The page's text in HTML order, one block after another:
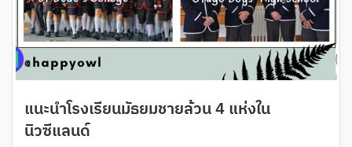
แนะนำโรงเรียนมัธยมชายล้วน 4 แห่งใน
นิวซีแลนด์